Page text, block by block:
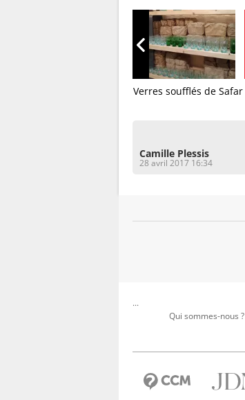
Verres soufflés de Safar
Camille Plessis
28 avril 2017 16:34
...
Qui sommes-nous ?